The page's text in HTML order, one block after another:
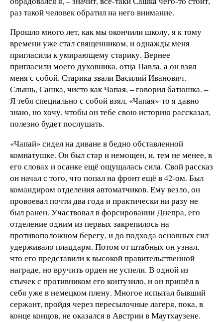
раз такой человек обратил на него внимание.
Прошло много лет, как мы окончили школу, я к тому
времени уже стал священником, и однажды меня
пригласили к умирающему старику. Вернее
пригласили моего духовника, отца Павла, а он взял
меня с собой. Старика звали Василий Иванович. –
Слышь, Сашка, чисто как Чапая, – говорил батюшка. –
Я тебя специально с собой взял, «Чапая»-то я давно
знаю, но хочу, чтобы он тебе свою историю рассказал,
полезно будет послушать.
«Чапай» сидел на диване в бедно обставленной
комнатушке. Он был стар и немощен, и, тем не менее, в
его словах и осанке ещё ощущалась сила. Свой рассказ
он начал с того, что попал на фронт ещё в 42-ом. Был
командиром отделения автоматчиков. Ему везло, он
провоевал почти два года и практически ни разу не
был ранен. Участвовал в форсировании Днепра, его
отделение одним из первых закрепилось на
противоположном берегу, и до подхода основных сил
удерживало плацдарм. Потом от штабных он узнал,
что его представили к высокой правительственной
награде, но вручить орден не успели. В одной из
стычек с противником его контузило, и он пришёл в
себя уже в немецком плену. Многое испытал бывший
сержант, пройдя через пересылочные лагеря, пока, в
конце концов, не оказался в Австрии в Маутхаузене.